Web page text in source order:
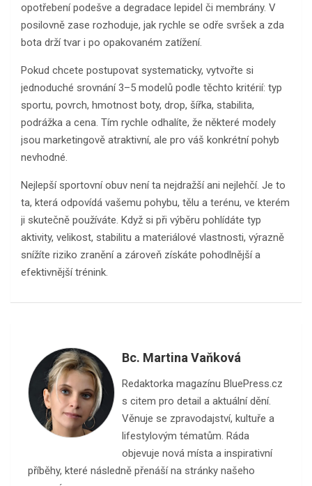
opotřebení podešve a degradace lepidel či membrány. V
posilovně zase rozhoduje, jak rychle se odře svršek a zda
bota drží tvar i po opakovaném zatížení.
Pokud chcete postupovat systematicky, vytvořte si
jednoduché srovnání 3–5 modelů podle těchto kritérií: typ
sportu, povrch, hmotnost boty, drop, šířka, stabilita,
podrážka a cena. Tím rychle odhalíte, že některé modely
jsou marketingově atraktivní, ale pro váš konkrétní pohyb
nevhodné.
Nejlepší sportovní obuv není ta nejdražší ani nejlehčí. Je to
ta, která odpovídá vašemu pohybu, tělu a terénu, ve kterém
ji skutečně používáte. Když si při výběru pohlídáte typ
aktivity, velikost, stabilitu a materiálové vlastnosti, výrazně
snížíte riziko zranění a zároveň získáte pohodlnější a
efektivnější trénink.
Bc. Martina Vaňková
Redaktorka magazínu BluePress.cz
s citem pro detail a aktuální dění.
Věnuje se zpravodajství, kultuře a
lifestylovým tématům. Ráda
objevuje nová místa a inspirativní
příběhy, které následně přenáší na stránky našeho